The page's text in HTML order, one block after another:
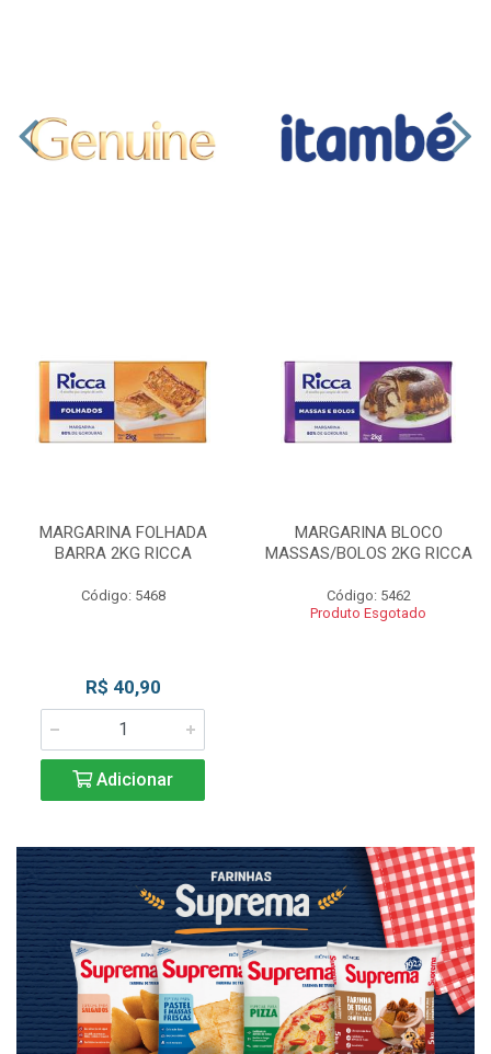
MARGARINA FOLHADA
BARRA 2KG RICCA
Código: 5468
R$ 40,90
Adicionar
MARGARINA BLOCO
MASSAS/BOLOS 2KG RICCA
Código: 5462
Produto Esgotado